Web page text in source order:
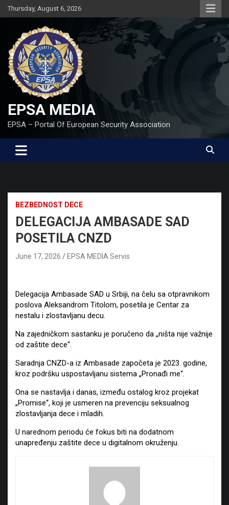
Skip
to
Thursday, August 6, 2026
EPSA MEDIA
EPSA – Portal Of European Security Association
BEZBEDNOST DECE
DELEGACIJA AMBASADE SAD
POSETILA CNZD
June 17, 2026 EPSA MEDIA Servis
Delegacija Ambasade SAD u Srbiji, na čelu sa otpravnikom
poslova Aleksandrom Titolom, posetila je Centar za
nestalu i zlostavljanu decu.
Na zajedničkom sastanku je poručeno da „ništa nije važnije
od zaštite dece“.
Saradnja CNZD-a iz Ambasade započeta je 2023. godine,
kroz podršku uspostavljanu sistema „Pronađi me“.
Ona se nastavlja i danas, između ostalog kroz projekat
„Promise“, koji je usmeren na prevenciju seksualnog
zlostavljanja dece i mladih.
U narednom periodu će fokus biti na dodatnom
unapređenju zaštite dece u digitalnom okruženju.